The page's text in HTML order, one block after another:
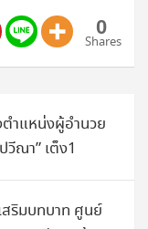
0
Shares
ำแหน่งผู้อำนวย
ณา” เต็ง1
ริมบทบาท ศูนย์